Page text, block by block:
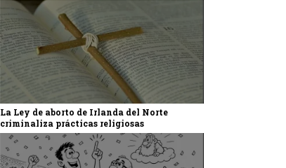
La Ley de aborto de Irlanda del Norte
criminaliza prácticas religiosas